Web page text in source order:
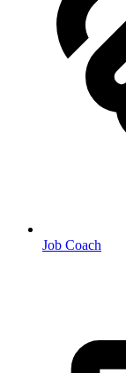
Job Coach